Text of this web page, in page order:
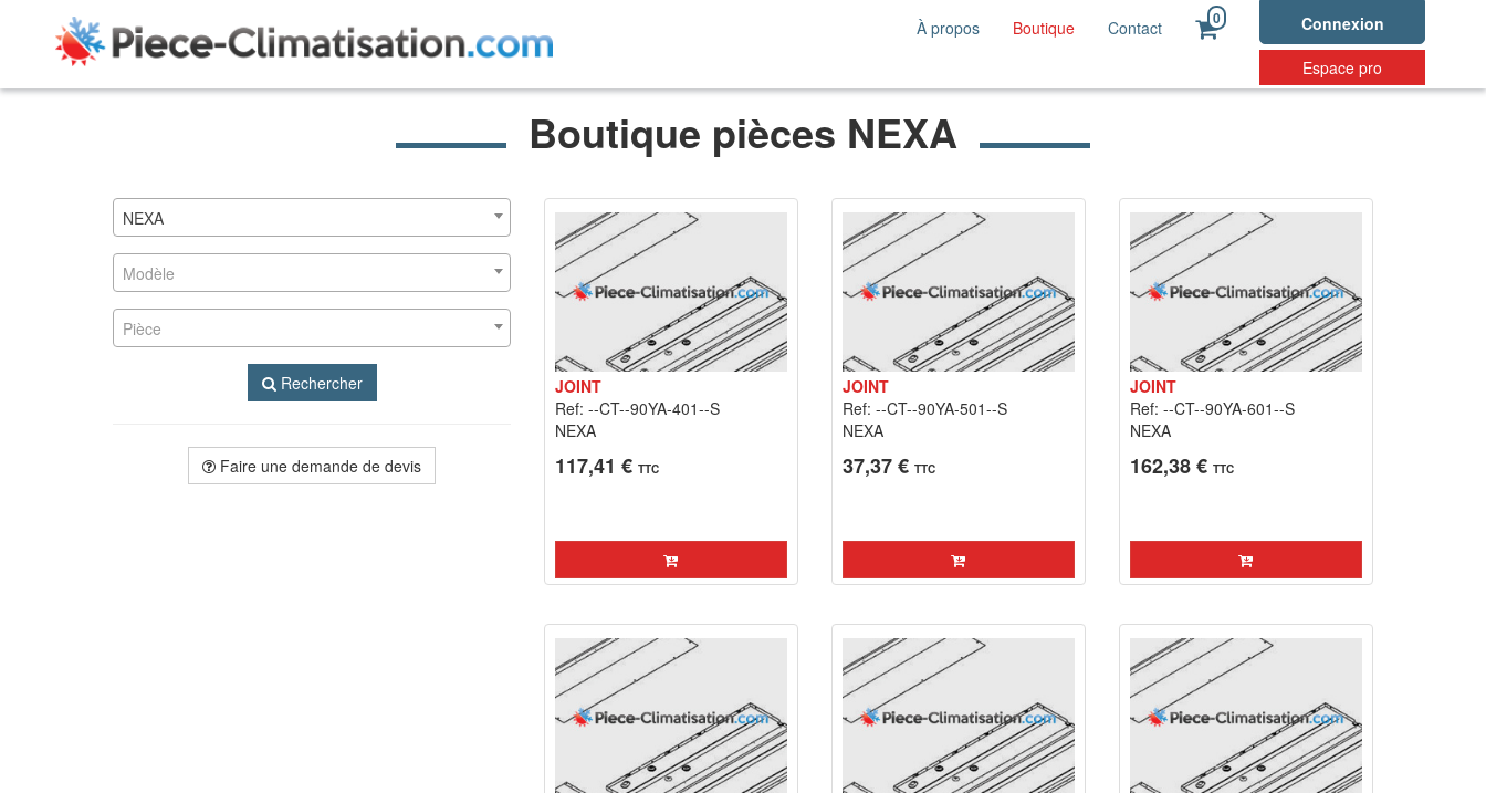
Connexion
Espace pro
À propos Boutique Contact 0
Boutique pièces NEXA
JOINT
Ref: --CT--90YA-401--S
NEXA
117,41 € TTC
JOINT
Ref: --CT--90YA-501--S
NEXA
37,37 € TTC
JOINT
Ref: --CT--90YA-601--S
NEXA
162,38 € TTC
NEXA
Modèle
Pièce
Rechercher
Faire une demande de devis